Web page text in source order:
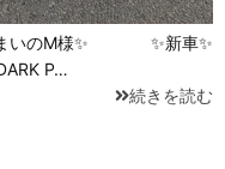
まいのM様✨ ✨新車✨
P…
続きを読む